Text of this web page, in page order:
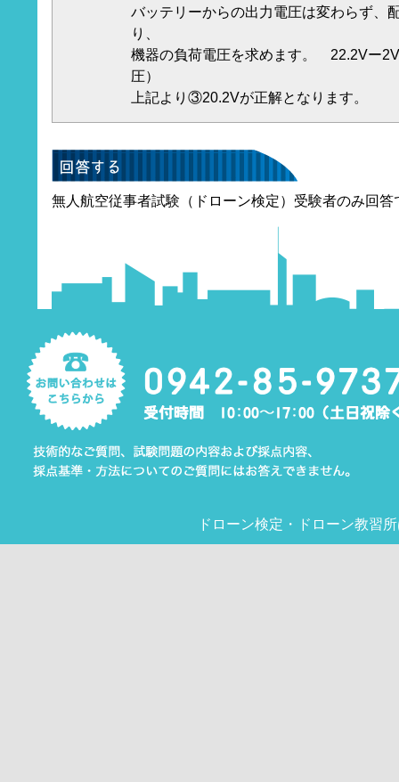
バッテリーからの出力電圧は変わらず、
り、
機器の負荷電圧を求めます。 22.2Vー
圧）
上記より③20.2Vが正解となります。
無人航空従事者試験（ドローン検定）受験者のみ回答
ドローン検定 ・ ドローン教習所